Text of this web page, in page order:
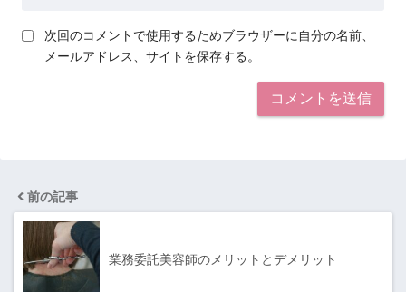
次回のコメントで使用するためブラウザーに自分の名前、
メールアドレス、サイトを保存する。
前の記事
業務委託美容師のメリットとデメリット